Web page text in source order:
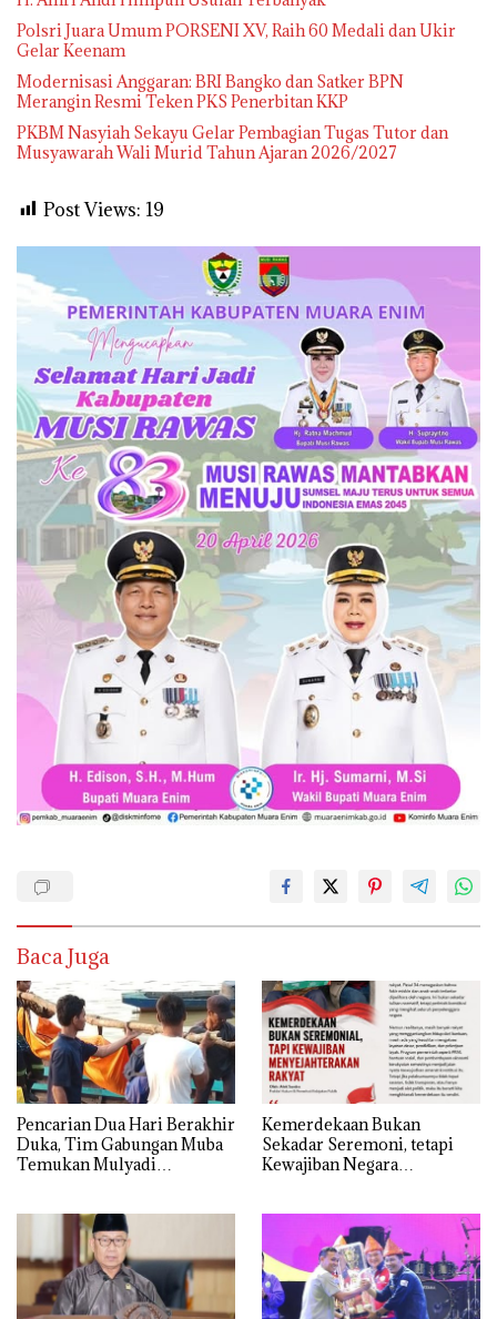
Polsri Juara Umum PORSENI XV, Raih 60 Medali dan Ukir
Gelar Keenam
Modernisasi Anggaran: BRI Bangko dan Satker BPN
Merangin Resmi Teken PKS Penerbitan KKP
PKBM Nasyiah Sekayu Gelar Pembagian Tugas Tutor dan
Musyawarah Wali Murid Tahun Ajaran 2026/2027
Post Views: 19
Baca Juga
Pencarian Dua Hari Berakhir
Duka, Tim Gabungan Muba
Temukan Mulyadi
Kemerdekaan Bukan
Sekadar Seremoni, tetapi
Kewajiban Negara